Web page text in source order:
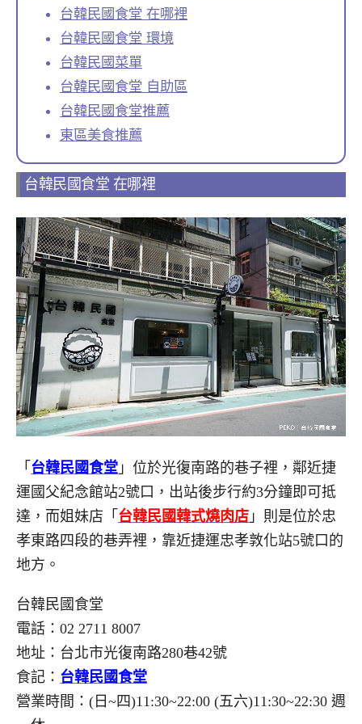
台韓民國食堂 在哪裡
台韓民國食堂 環境
台韓民國菜單
台韓民國食堂 自助區
台韓民國食堂推薦
東區美食推薦
台韓民國食堂 在哪裡
「 台韓民國食堂 」位於光復南路的巷子裡，鄰近捷
運國父紀念館站2號口，出站後步行約3分鐘即可抵
達，而姐妹店「 台韓民國韓式燒肉店 」則是位於忠
孝東路四段的巷弄裡，靠近捷運忠孝敦化站5號口的
地方。
台韓民國食堂
電話：02 2711 8007
地址：台北市光復南路280巷42號
食記： 台韓民國食堂
營業時間：(日~四)11:30~22:00 (五六)11:30~22:30 週